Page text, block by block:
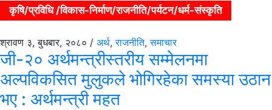
कृषि/प्रविधि /विकास-निर्माण/राजनीति/पर्यटन/धर्म-संस्कृति
श्रावण ३, बुधबार, २०८० / अर्थ,राजनीति,समाचार
जी-२० अर्थमन्त्रीस्तरीय सम्मेलनमा
अल्पविकसित मुलुकले भोगिरहेका समस्या उठान
भए : अर्थमन्त्री महत